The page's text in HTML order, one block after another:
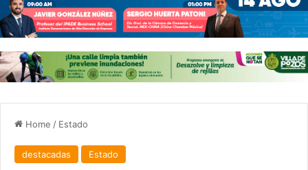
Home / Estado
destacadas Estado